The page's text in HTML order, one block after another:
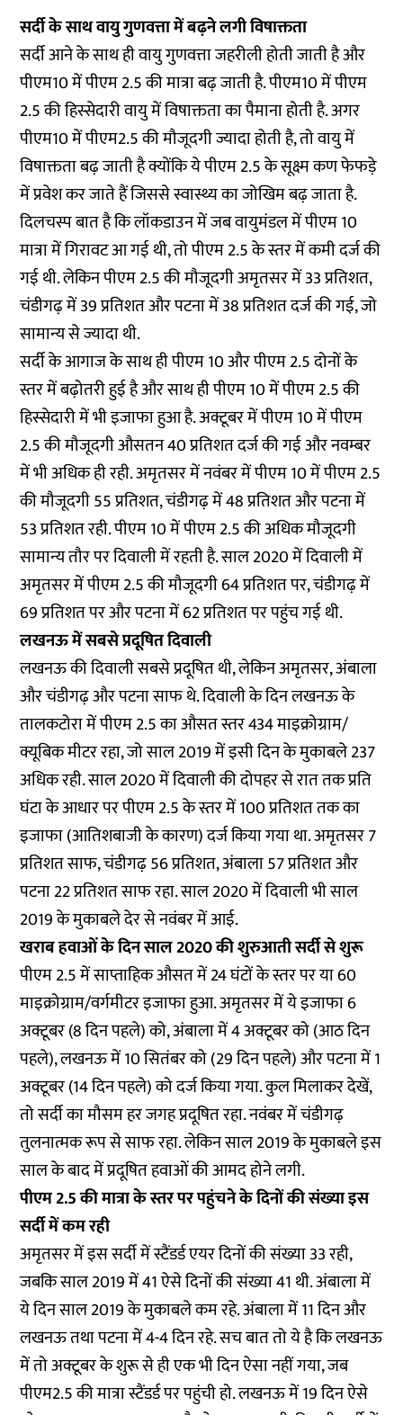
सर्दी के साथ वायु गुणवत्ता में बढ़ने लगी विषाक्तता
सर्दी आने के साथ ही वायु गुणवत्ता जहरीली होती जाती है और
पीएम10 में पीएम 2.5 की मात्रा बढ़ जाती है. पीएम10 में पीएम
2.5 की हिस्सेदारी वायु में विषाक्तता का पैमाना होती है. अगर
पीएम10 में पीएम2.5 की मौजूदगी ज्यादा होती है, तो वायु में
विषाक्तता बढ़ जाती है क्योंकि ये पीएम 2.5 के सूक्ष्म कण फेफड़े
में प्रवेश कर जाते हैं जिससे स्वास्थ्य का जोखिम बढ़ जाता है.
दिलचस्प बात है कि लॉकडाउन में जब वायुमंडल में पीएम 10
मात्रा में गिरावट आ गई थी, तो पीएम 2.5 के स्तर में कमी दर्ज की
गई थी. लेकिन पीएम 2.5 की मौजूदगी अमृतसर में 33 प्रतिशत,
चंडीगढ़ में 39 प्रतिशत और पटना में 38 प्रतिशत दर्ज की गई, जो
सामान्य से ज्यादा थी.
सर्दी के आगाज के साथ ही पीएम 10 और पीएम 2.5 दोनों के
स्तर में बढ़ोतरी हुई है और साथ ही पीएम 10 में पीएम 2.5 की
हिस्सेदारी में भी इजाफा हुआ है. अक्टूबर में पीएम 10 में पीएम
2.5 की मौजूदगी औसतन 40 प्रतिशत दर्ज की गई और नवम्बर
में भी अधिक ही रही. अमृतसर में नवंबर में पीएम 10 में पीएम 2.5
की मौजूदगी 55 प्रतिशत, चंडीगढ़ में 48 प्रतिशत और पटना में
53 प्रतिशत रही. पीएम 10 में पीएम 2.5 की अधिक मौजूदगी
सामान्य तौर पर दिवाली में रहती है. साल 2020 में दिवाली में
अमृतसर में पीएम 2.5 की मौजूदगी 64 प्रतिशत पर, चंडीगढ़ में
69 प्रतिशत पर और पटना में 62 प्रतिशत पर पहुंच गई थी.
लखनऊ में सबसे प्रदूषित दिवाली
लखनऊ की दिवाली सबसे प्रदूषित थी, लेकिन अमृतसर, अंबाला
और चंडीगढ़ और पटना साफ थे. दिवाली के दिन लखनऊ के
तालकटोरा में पीएम 2.5 का औसत स्तर 434 माइक्रोग्राम/
क्यूबिक मीटर रहा, जो साल 2019 में इसी दिन के मुकाबले 237
अधिक रही. साल 2020 में दिवाली की दोपहर से रात तक प्रति
घंटा के आधार पर पीएम 2.5 के स्तर में 100 प्रतिशत तक का
इजाफा (आतिशबाजी के कारण) दर्ज किया गया था. अमृतसर 7
प्रतिशत साफ, चंडीगढ़ 56 प्रतिशत, अंबाला 57 प्रतिशत और
पटना 22 प्रतिशत साफ रहा. साल 2020 में दिवाली भी साल
2019 के मुकाबले देर से नवंबर में आई.
खराब हवाओं के दिन साल 2020 की शुरुआती सर्दी से शुरू
पीएम 2.5 में साप्ताहिक औसत में 24 घंटों के स्तर पर या 60
माइक्रोग्राम/वर्गमीटर इजाफा हुआ. अमृतसर में ये इजाफा 6
अक्टूबर (8 दिन पहले) को, अंबाला में 4 अक्टूबर को (आठ दिन
पहले), लखनऊ में 10 सितंबर को (29 दिन पहले) और पटना में 1
अक्टूबर (14 दिन पहले) को दर्ज किया गया. कुल मिलाकर देखें,
तो सर्दी का मौसम हर जगह प्रदूषित रहा. नवंबर में चंडीगढ़
तुलनात्मक रूप से साफ रहा. लेकिन साल 2019 के मुकाबले इस
साल के बाद में प्रदूषित हवाओं की आमद होने लगी.
पीएम 2.5 की मात्रा के स्तर पर पहुंचने के दिनों की संख्या इस
सर्दी में कम रही
अमृतसर में इस सर्दी में स्टैंडर्ड एयर दिनों की संख्या 33 रही,
जबकि साल 2019 में 41 ऐसे दिनों की संख्या 41 थी. अंबाला में
ये दिन साल 2019 के मुकाबले कम रहे. अंबाला में 11 दिन और
लखनऊ तथा पटना में 4-4 दिन रहे. सच बात तो ये है कि लखनऊ
में तो अक्टूबर के शुरू से ही एक भी दिन ऐसा नहीं गया, जब
पीएम2.5 की मात्रा स्टैंडर्ड पर पहुंची हो. लखनऊ में 19 दिन ऐसे